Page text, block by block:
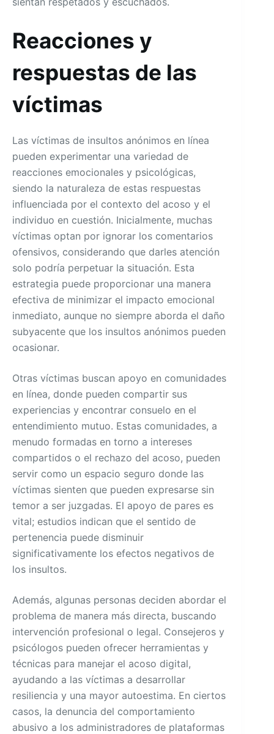
Reacciones y
respuestas de las
víctimas
Las víctimas de insultos anónimos en línea
pueden experimentar una variedad de
reacciones emocionales y psicológicas,
siendo la naturaleza de estas respuestas
influenciada por el contexto del acoso y el
individuo en cuestión. Inicialmente, muchas
víctimas optan por ignorar los comentarios
ofensivos, considerando que darles atención
solo podría perpetuar la situación. Esta
estrategia puede proporcionar una manera
efectiva de minimizar el impacto emocional
inmediato, aunque no siempre aborda el daño
subyacente que los insultos anónimos pueden
ocasionar.
Otras víctimas buscan apoyo en comunidades
en línea, donde pueden compartir sus
experiencias y encontrar consuelo en el
entendimiento mutuo. Estas comunidades, a
menudo formadas en torno a intereses
compartidos o el rechazo del acoso, pueden
servir como un espacio seguro donde las
víctimas sienten que pueden expresarse sin
temor a ser juzgadas. El apoyo de pares es
vital; estudios indican que el sentido de
pertenencia puede disminuir
significativamente los efectos negativos de
los insultos.
Además, algunas personas deciden abordar el
problema de manera más directa, buscando
intervención profesional o legal. Consejeros y
psicólogos pueden ofrecer herramientas y
técnicas para manejar el acoso digital,
ayudando a las víctimas a desarrollar
resiliencia y una mayor autoestima. En ciertos
casos, la denuncia del comportamiento
abusivo a los administradores de plataformas